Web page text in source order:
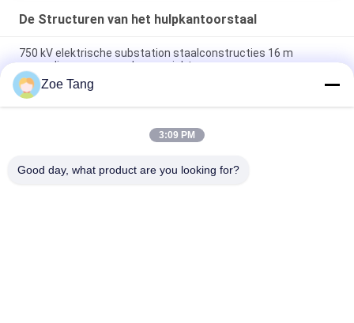
De Structuren van het hulpkantoorstaal
750 kV elektrische substation staalconstructies 16 m
eenmalig vormen zonder gewricht
Het elektrohulpkantoor Gegalvaniseerde Lassen van Co2 van
de Staalstructuur
220KV Gemakkelijke Installatie en het Onderhoud van staal de
Zoe Tang
3:09 PM
Good day, what product are you looking for?